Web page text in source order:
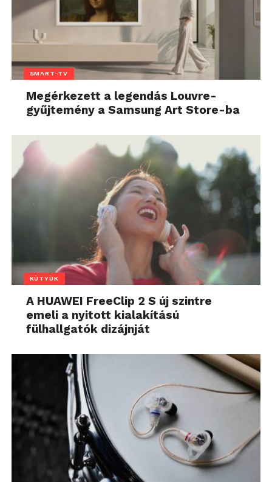
SMART-TV
Megérkezett a legendás Louvre-
gyűjtemény a Samsung Art Store-ba
KÜTYÜK
A HUAWEI FreeClip 2 S új szintre
emeli a nyitott kialakítású
fülhallgatók dizájnját